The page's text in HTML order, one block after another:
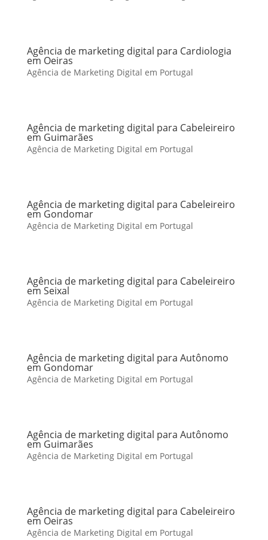
Agência de marketing digital para Cardiologia
em Oeiras
Agência de Marketing Digital em Portugal
Agência de marketing digital para Cabeleireiro
em Guimarães
Agência de Marketing Digital em Portugal
Agência de marketing digital para Cabeleireiro
em Gondomar
Agência de Marketing Digital em Portugal
Agência de marketing digital para Cabeleireiro
em Seixal
Agência de Marketing Digital em Portugal
Agência de marketing digital para Autônomo
em Gondomar
Agência de Marketing Digital em Portugal
Agência de marketing digital para Autônomo
em Guimarães
Agência de Marketing Digital em Portugal
Agência de marketing digital para Cabeleireiro
em Oeiras
Agência de Marketing Digital em Portugal